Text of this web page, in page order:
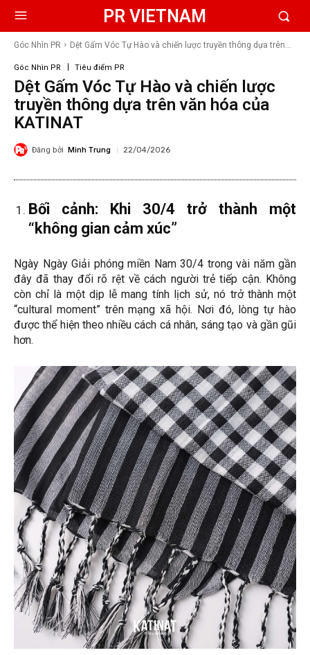
PR VIETNAM
Góc Nhìn PR Dệt Gấm Vóc Tự Hào và chiến lược truyền thông dựa trên...
Góc Nhìn PR Tiêu điểm PR
Dệt Gấm Vóc Tự Hào và chiến lược
truyền thông dựa trên văn hóa của
KATINAT
Đăng bởi Minh Trung 22/04/2026
Bối cảnh: Khi 30/4 trở thành một
“không gian cảm xúc”
Ngày Ngày Giải phóng miền Nam 30/4 trong vài năm gần
đây đã thay đổi rõ rệt về cách người trẻ tiếp cận. Không
còn chỉ là một dịp lễ mang tính lịch sử, nó trở thành một
“cultural moment” trên mạng xã hội. Nơi đó, lòng tự hào
được thể hiện theo nhiều cách cá nhân, sáng tạo và gần gũi
hơn.